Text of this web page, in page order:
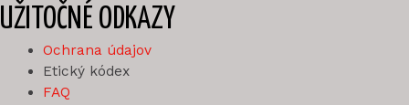
UŽITOČNÉ ODKAZY
Ochrana údajov
Etický kódex
FAQ